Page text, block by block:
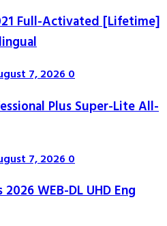
Full-Activated [Lifetime]
7, 20260
Plus Super-Lite All-
7, 20260
WEB-DL UHD Eng